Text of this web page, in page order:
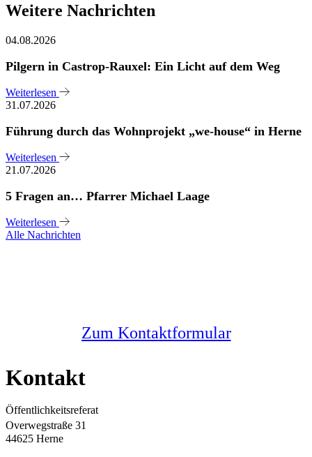
Weitere Nachrichten
04.08.2026
Pilgern in Castrop-Rauxel: Ein Licht auf dem Weg
Weiterlesen
31.07.2026
Führung durch das Wohnprojekt „we-house“ in Herne
Weiterlesen
21.07.2026
5 Fragen an… Pfarrer Michael Laage
Weiterlesen
Alle Nachrichten
Zum Kontaktformular
Kontakt
Öffentlichkeitsreferat
Overwegstraße 31
44625 Herne